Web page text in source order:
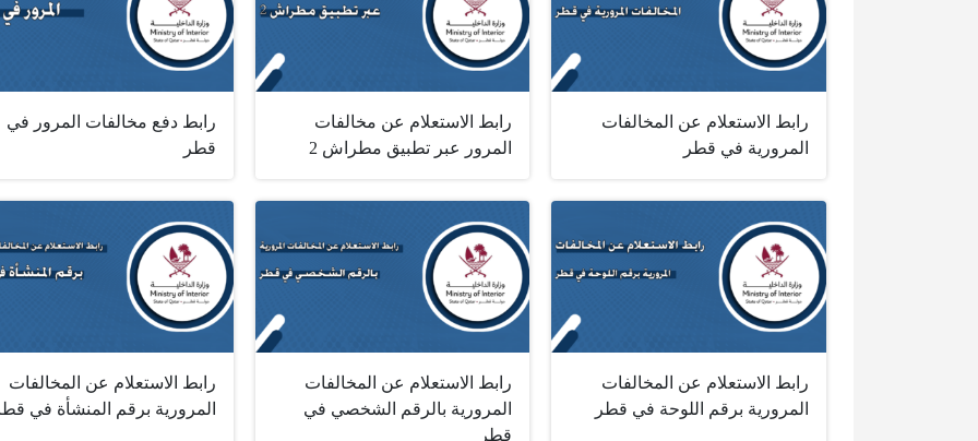
رابط الاستعلام عن المخالفات
المرورية في قطر
رابط الاستعلام عن مخالفات
المرور عبر تطبيق مطراش 2
رابط دفع مخالفات المرور في
قطر
رابط الاستعلام عن المخالفات
المرورية برقم اللوحة في قطر
رابط الاستعلام عن المخالفات
المرورية بالرقم الشخصي في
قطر
رابط الاستعلام عن المخالفات
المرورية برقم المنشأة في